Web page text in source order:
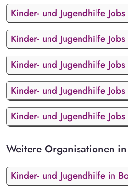
Kinder- und Jugendhilfe
Kinder- und Jugendhilfe
Kinder- und Jugendhilfe
Kinder- und Jugendhilfe
Kinder- und Jugendhilfe
Weitere Organisationen
Kinder- und Jugendhilfe in